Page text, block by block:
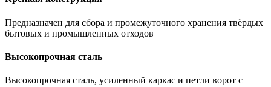
Предназначен для сбора и промежуточного хранения твёрдых
бытовых и промышленных отходов
Высокопрочная сталь
Высокопрочная сталь, усиленный каркас и петли ворот с